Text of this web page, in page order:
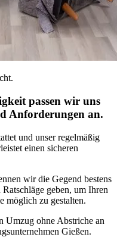
passen wir uns
Anforderungen an.
und unser regelmäßig
einen sicheren
wir die Gegend bestens
geben, um Ihren
möglich zu gestalten.
Umzug ohne Abstriche an
Gießen.